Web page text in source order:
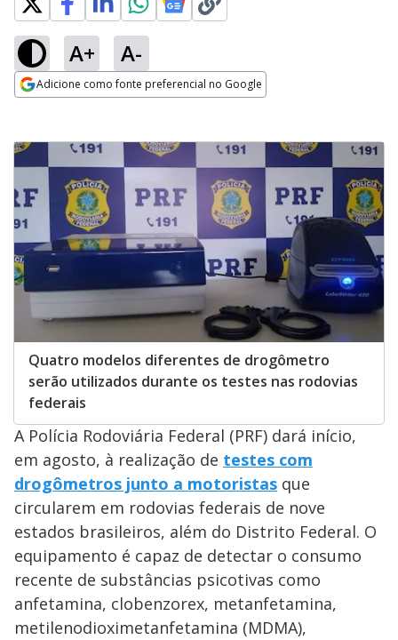
A+ A-
Adicione como fonte preferencial no Google
Quatro modelos diferentes de drogômetro
serão utilizados durante os testes nas rodovias
federais
A Polícia Rodoviária Federal (PRF) dará início,
em agosto, à realização de testes com
drogômetros junto a motoristas que
circularem em rodovias federais de nove
estados brasileiros, além do Distrito Federal. O
equipamento é capaz de detectar o consumo
recente de substâncias psicotivas como
anfetamina, clobenzorex, metanfetamina,
metilenodioximetanfetamina (MDMA),